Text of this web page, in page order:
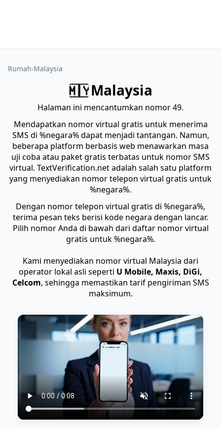
Rumah Malaysia
🇲🇾Malaysia
Halaman ini mencantumkan nomor 49.
Mendapatkan nomor virtual gratis untuk menerima
SMS di %negara% dapat menjadi tantangan. Namun,
beberapa platform berbasis web menawarkan masa
uji coba atau paket gratis terbatas untuk nomor SMS
virtual. TextVerification.net adalah salah satu platform
yang menyediakan nomor telepon virtual gratis untuk
%negara%.
Dengan nomor telepon virtual gratis di %negara%,
terima pesan teks berisi kode negara dengan lancar.
Pilih nomor Anda di bawah dari daftar nomor virtual
gratis untuk %negara%.
Kami menyediakan nomor virtual Malaysia dari
operator lokal asli seperti U Mobile, Maxis, DiGi,
Celcom, sehingga memastikan tarif pengiriman SMS
maksimum.